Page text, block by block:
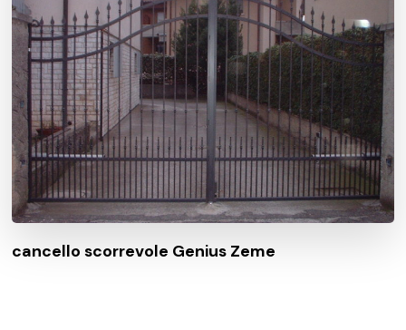
cancello scorrevole Genius Zeme